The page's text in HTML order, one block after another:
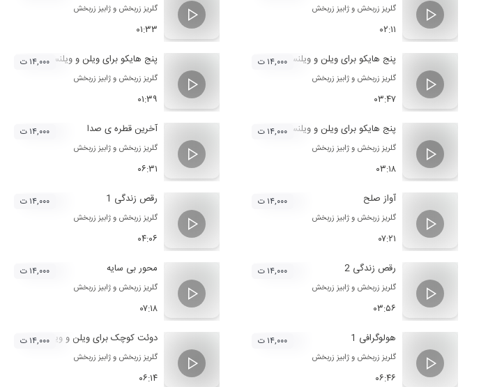
گلریز زربخش وژابیز زربخش
۰۲:۱۱
گلریز زربخش وژابیز زربخش
۰۱:۳۳
پنج هایکو برای ویلن و ویلنسل 3
گلریز زربخش وژابیز زربخش
۰۳:۴۷
۱۴,۰۰۰ ت پنج هایکو برای ویلن و ویلنسل 4
گلریز زربخش وژابیز زربخش
۰۱:۳۹
۱۴,۰۰۰ ت
پنج هایکو برای ویلن و ویلنسل 5
گلریز زربخش وژابیز زربخش
۰۳:۱۸
۱۴,۰۰۰ ت آخرین قطره ی صدا
گلریز زربخش وژابیز زربخش
۰۶:۳۱
۱۴,۰۰۰ ت
آواز صلح
گلریز زربخش وژابیز زربخش
۰۷:۲۱
۱۴,۰۰۰ ت رقص زندگی 1
گلریز زربخش وژابیز زربخش
۰۴:۰۶
۱۴,۰۰۰ ت
رقص زندگی 2
گلریز زربخش وژابیز زربخش
۰۳:۵۶
۱۴,۰۰۰ ت محور بی سایه
گلریز زربخش وژابیز زربخش
۰۷:۱۸
۱۴,۰۰۰ ت
هولوگرافی 1
گلریز زربخش وژابیز زربخش
۰۶:۴۶
۱۴,۰۰۰ ت دوئت کوچک برای ویلن و ویلنسل
گلریز زربخش وژابیز زربخش
۰۶:۱۴
۱۴,۰۰۰ ت